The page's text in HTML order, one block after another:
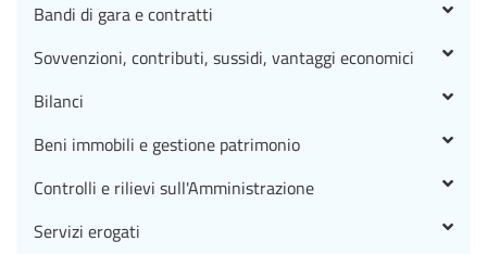
Bandi di gara e contratti
Sovvenzioni, contributi, sussidi, vantaggi economici
Bilanci
Beni immobili e gestione patrimonio
Controlli e rilievi sull'Amministrazione
Servizi erogati